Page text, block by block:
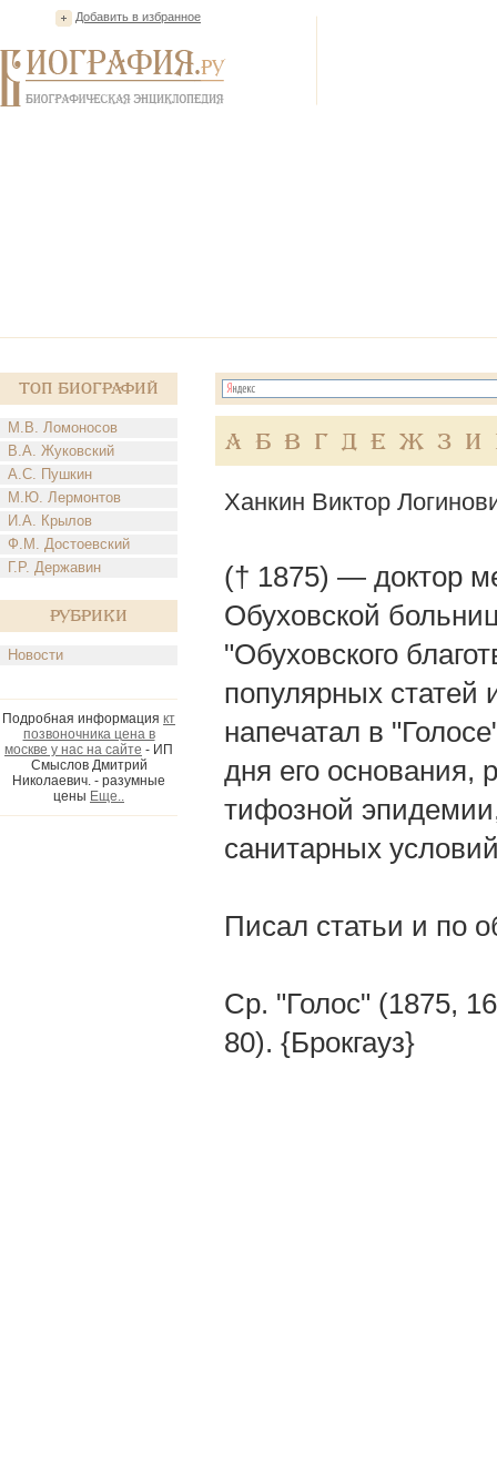
Добавить в избранное
Топ Биографий
М.В. Ломоносов
В.А. Жуковский
А.С. Пушкин
М.Ю. Лермонтов
И.А. Крылов
Ф.М. Достоевский
Г.Р. Державин
Рубрики
Новости
Подробная информация кт
позвоночника цена в
москве у нас на сайте - ИП
Смыслов Дмитрий
Николаевич. - разумные
цены Еще..
А Б В Г Д Е Ж З И
Ханкин Виктор
(† 1875) — доктор
Обуховской
"Обуховского
популярных статей
напечатал в
дня его основания,
тифозной
санитарных
Писал статьи и по
Ср. "Голос" (1875,
80). {Брокгауз}